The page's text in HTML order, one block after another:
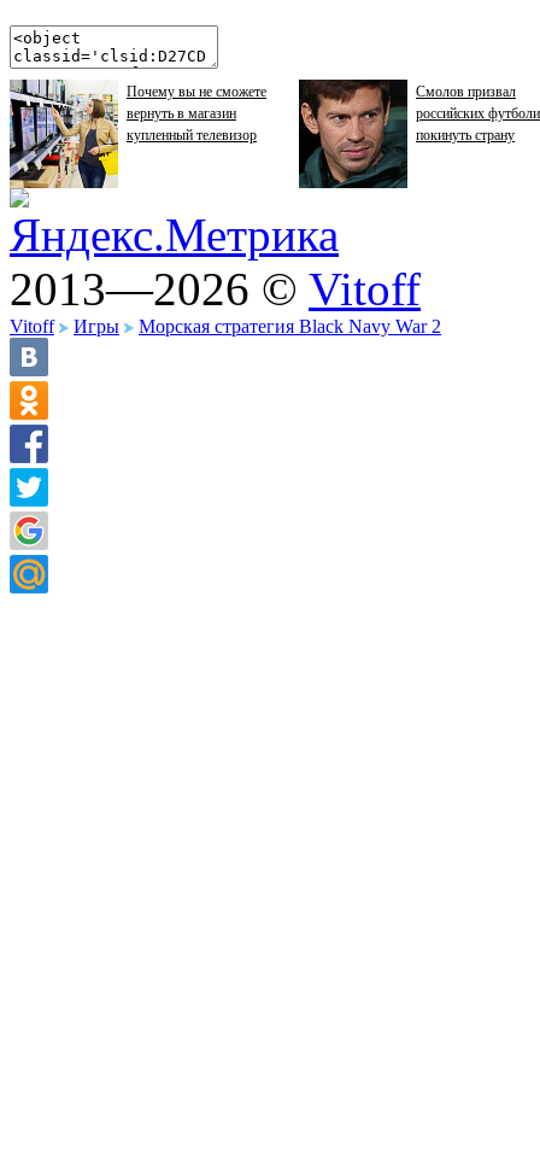
Почему вы не сможете
вернуть в магазин
купленный телевизор
Смолов призвал
российских
покинуть страну
2013—2026 © Vitoff
Vitoff Игры Морская стратегия Black Navy War 2